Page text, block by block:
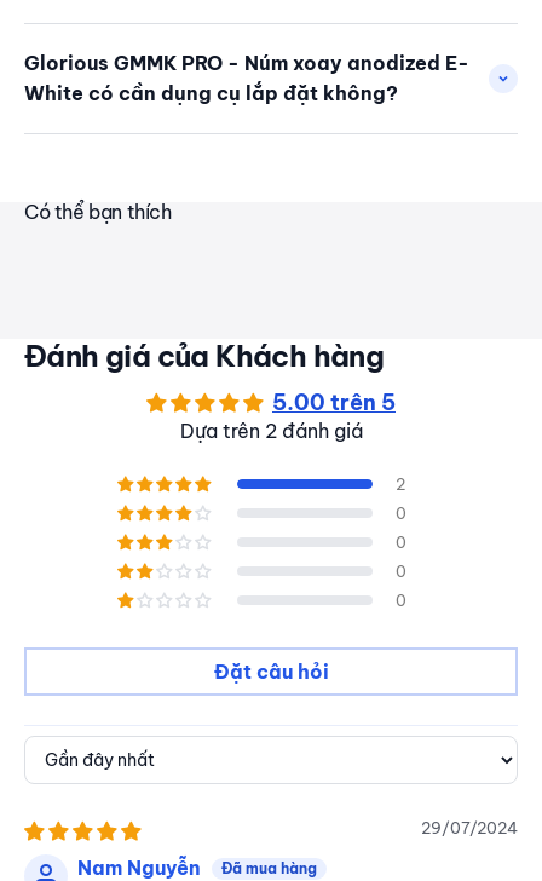
Glorious GMMK PRO - Núm xoay anodized E-
White có cần dụng cụ lắp đặt không?
Có thể bạn thích
Đánh giá của Khách hàng
5.00 trên 5
Dựa trên 2 đánh giá
2
0
0
0
0
Đặt câu hỏi
Sort by
29/07/2024
Nam Nguyễn